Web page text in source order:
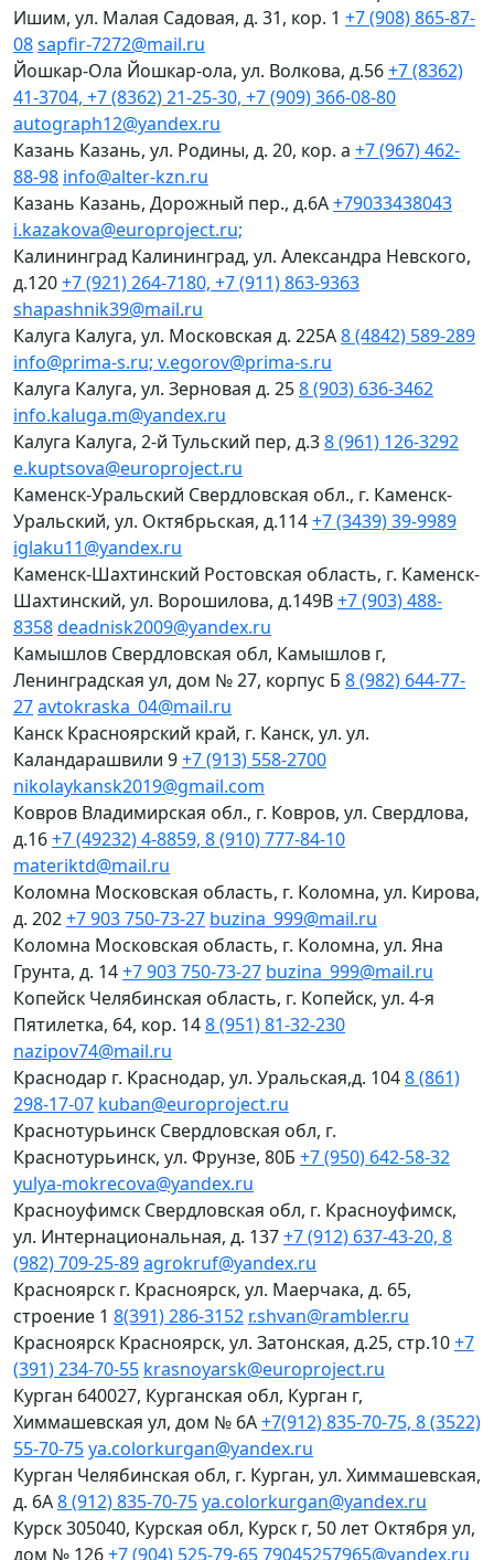
Ишим, ул. Малая Садовая, д. 31, кор. 1 +7 (908) 865-87-
08sapfir-7272@mail.ru
Йошкар-Ола Йошкар-ола, ул. Волкова, д.56+7 (8362)
41-3704, +7 (8362) 21-25-30, +7 (909) 366-08-80
autograph12@yandex.ru
Казань Казань, ул. Родины, д. 20, кор. а +7 (967) 462-
88-98 info@alter-kzn.ru
Казань Казань, Дорожный пер., д.6А+79033438043
i.kazakova@europroject.ru;
Калининград Калининград, ул. Александра Невского,
д.120+7 (921) 264-7180, +7 (911) 863-9363
shapashnik39@mail.ru
Калуга Калуга, ул. Московская д. 225А8 (4842) 589-289
info@prima-s.ru; v.egorov@prima-s.ru
Калуга Калуга, ул. Зерновая д. 258 (903) 636-3462
info.kaluga.m@yandex.ru
Калуга Калуга, 2-й Тульский пер, д.38 (961) 126-3292
e.kuptsova@europroject.ru
Каменск-Уральский Свердловская обл., г. Каменск-
Уральский, ул. Октябрьская, д.114+7 (3439) 39-9989
iglaku11@yandex.ru
Каменск-Шахтинский Ростовская область, г. Каменск-
Шахтинский, ул. Ворошилова, д.149В+7 (903) 488-
8358deadnisk2009@yandex.ru
Камышлов Свердловская обл, Камышлов г,
Ленинградская ул, дом № 27, корпус Б 8 (982) 644-77-
27avtokraska_04@mail.ru
Канск Красноярский край, г. Канск, ул. ул.
Каландарашвили 9+7 (913) 558-2700
nikolaykansk2019@gmail.com
Ковров Владимирская обл., г. Ковров, ул. Свердлова,
д.16+7 (49232) 4-8859, 8 (910) 777-84-10
materiktd@mail.ru
Коломна Московская область, г. Коломна, ул. Кирова,
д. 202+7 903 750-73-27 buzina_999@mail.ru
Коломна Московская область, г. Коломна, ул. Яна
Грунта, д. 14+7 903 750-73-27 buzina_999@mail.ru
Копейск Челябинская область, г. Копейск, ул. 4-я
Пятилетка, 64, кор. 148 (951) 81-32-230
nazipov74@mail.ru
Краснодар г. Краснодар, ул. Уральская,д. 1048 (861)
298-17-07 kuban@europroject.ru
Краснотурьинск Свердловская обл, г.
Краснотурьинск, ул. Фрунзе, 80Б +7 (950) 642-58-32
yulya-mokrecova@yandex.ru
Красноуфимск Свердловская обл, г. Красноуфимск,
ул. Интернациональная, д. 137+7 (912) 637-43-20, 8
(982) 709-25-89agrokruf@yandex.ru
Красноярск г. Красноярск, ул. Маерчака, д. 65,
строение 1 8(391) 286-3152 r.shvan@rambler.ru
Красноярск Красноярск, ул. Затонская, д.25, стр.10+7
(391) 234-70-55 krasnoyarsk@europroject.ru
Курган 640027, Курганская обл, Курган г,
Химмашевская ул, дом № 6А+7(912) 835-70-75, 8 (3522)
55-70-75ya.colorkurgan@yandex.ru
Курган Челябинская обл, г. Курган, ул. Химмашевская,
д. 6А8 (912) 835-70-75ya.colorkurgan@yandex.ru
Курск305040, Курская обл, Курск г, 50 лет Октября ул,
дом № 126+7 (904) 525-79-6579045257965@yandex.ru